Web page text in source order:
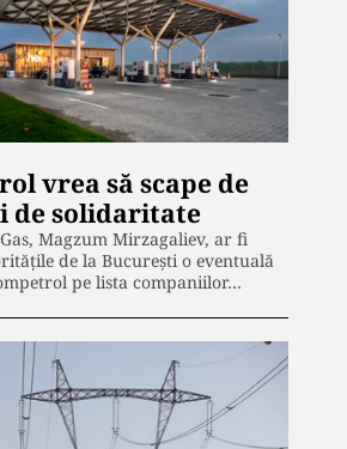
vrea să scape de
de solidaritate
Magzum Mirzagaliev, ar fi
de la București o eventuală
pe lista companiilor…